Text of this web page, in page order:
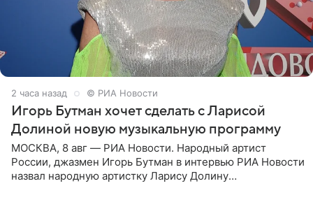
2 часа назад © РИА Новости
Игорь Бутман хочет сделать с Ларисой
Долиной новую музыкальную программу
МОСКВА, 8 авг — РИА Новости. Народный артист
России, джазмен Игорь Бутман в интервью РИА Новости
назвал народную артистку Ларису Долину